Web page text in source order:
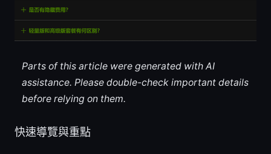
Parts of this article were generated with AI
assistance. Please double-check important details
before relying on them.
快速導覽與重點